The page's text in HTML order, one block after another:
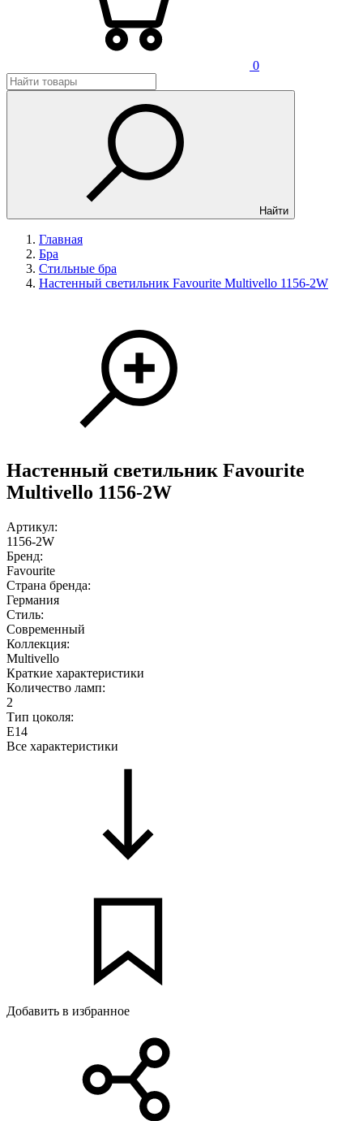
0
Найти
Главная
Бра
Стильные бра
Настенный светильник Favourite Multivello 1156-2W
Настенный светильник Favourite
Multivello 1156-2W
Артикул:
1156-2W
Бренд:
Favourite
Страна бренда:
Германия
Стиль:
Современный
Коллекция:
Multivello
Краткие характеристики
Количество ламп:
2
Тип цоколя:
E14
Все характеристики
Добавить в избранное